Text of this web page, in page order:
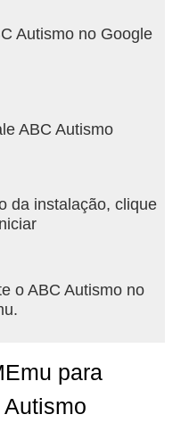
Autismo no Google
ABC Autismo
da instalação, clique
o ABC Autismo no
para